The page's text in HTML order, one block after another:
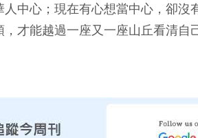
中心；現在有心想當中心，卻沒
才能越過一座又一座山丘看清自